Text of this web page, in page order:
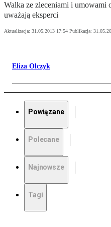
Walka ze zleceniami i umowami
uważają eksperci
Aktualizacja: 31.05.2013 17:54 Publikacja:
Eliza Olczyk
Powiązane
Polecane
Najnowsze
Tagi